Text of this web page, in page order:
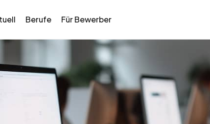
Berufe Für Bewerber